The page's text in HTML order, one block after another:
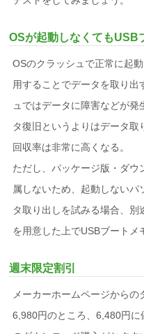
OSが起動しなくてもUSB
OSのクラッシュで正常に起
用することでデータを取り
ュではデータに障害などが
タ復旧というよりはデータ
回収率は非常に高くなる。
ただし、パッケージ版・ダウ
属しないため、起動しない
タ取り出しを試みる場合、
を用意した上でUSBブートメ
週末限定割引
メーカーホームページから
6,980円のところ、6,480円